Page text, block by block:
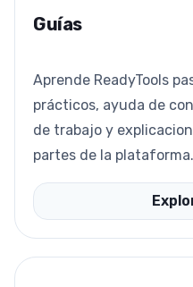
Guías
Aprende ReadyTools
prácticos, ayuda de
de trabajo y
partes de la plataforma.